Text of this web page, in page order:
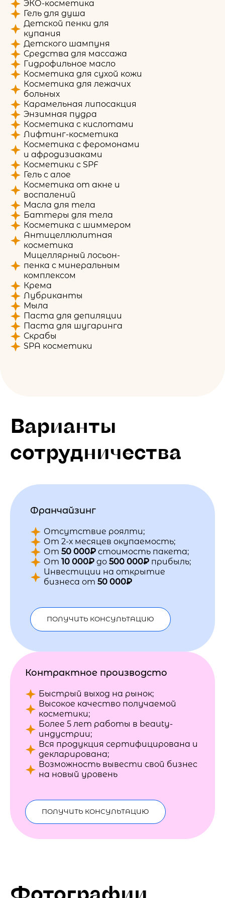
ЭКО-косметика
Гель для душа
Детской пенки для
купания
Детского шампуня
Средства для массажа
Гидрофильное масло
Косметика для сухой кожи
Косметика для лежачих
больных
Карамельная липосакция
Энзимная пудра
Косметика с кислотами
Лифтинг-косметика
Косметика с феромонами
и афродизиаками
Косметики с SPF
Гель с алое
Косметика от акне и
воспалений
Масла для тела
Баттеры для тела
Косметика с шиммером
Антицеллюлитная
косметика
Мицеллярный лосьон-
пенка с минеральным
комплексом
Крема
Лубриканты
Мыла
Паста для депиляции
Паста для шугаринга
Скрабы
SPA косметики
Варианты
сотрудничества
Франчайзинг
Отсутствие роялти;
От 2-х месяцев окупаемость;
От 50 000₽ стоимость пакета;
От 10 000₽ до 500 000₽ прибыль;
Инвестиции на открытие
бизнеса от 50 000₽
ПОЛУЧИТЬ КОНСУЛЬТАЦИЮ
Контрактное производсто
Быстрый выход на рынок;
Высокое качество получаемой
косметики;
Более 5 лет работы в beauty-
индустрии;
Вся продукция сертифицирована и
декларирована;
Возможность вывести свой бизнес
на новый уровень
ПОЛУЧИТЬ КОНСУЛЬТАЦИЮ
Фотографии